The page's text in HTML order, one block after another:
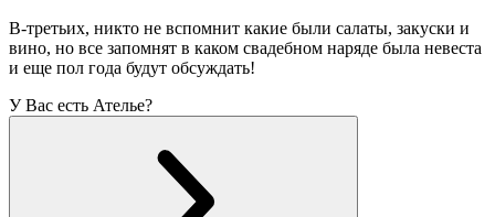
В-третьих, никто не вспомнит какие были салаты, закуски и
вино, но все запомнят в каком свадебном наряде была невеста
и еще пол года будут обсуждать!
У Вас есть Ателье?